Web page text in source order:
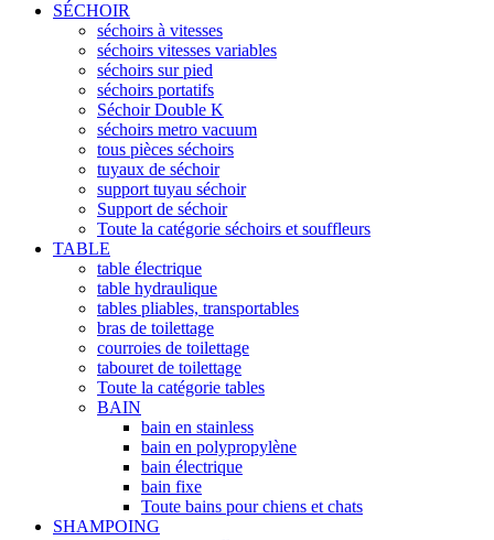
SÉCHOIR
séchoirs à vitesses
séchoirs vitesses variables
séchoirs sur pied
séchoirs portatifs
Séchoir Double K
séchoirs metro vacuum
tous pièces séchoirs
tuyaux de séchoir
support tuyau séchoir
Support de séchoir
Toute la catégorie séchoirs et souffleurs
TABLE
table électrique
table hydraulique
tables pliables, transportables
bras de toilettage
courroies de toilettage
tabouret de toilettage
Toute la catégorie tables
BAIN
bain en stainless
bain en polypropylène
bain électrique
bain fixe
Toute bains pour chiens et chats
SHAMPOING